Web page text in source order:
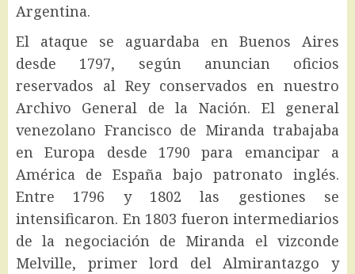
Argentina.
El ataque se aguardaba en Buenos Aires
desde 1797, según anuncian oficios
reservados al Rey conservados en nuestro
Archivo General de la Nación. El general
venezolano Francisco de Miranda trabajaba
en Europa desde 1790 para emancipar a
América de España bajo patronato inglés.
Entre 1796 y 1802 las gestiones se
intensificaron. En 1803 fueron intermediarios
de la negociación de Miranda el vizconde
Melville, primer lord del Almirantazgo y